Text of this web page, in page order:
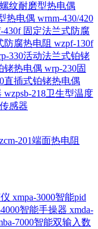
纹耐磨型热电偶
热电偶 wrnm-430/420
430f 固定法兰式防腐
防腐热电阻 wzpf-130f
330活动法兰式铂铑
铑热电偶 wrp-230固
直插式铂铑热电偶
wzpsb-218卫生型温度
感器
201端面热电阻
xmpa-3000智能pid
智能手操器 xmda-
7000智能双输入数